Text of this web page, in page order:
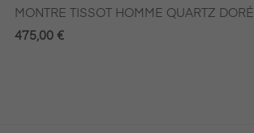
MONTRE TISSOT HOMME QUARTZ DORÉ
475,00 €